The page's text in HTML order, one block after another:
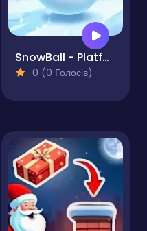
SnowBall - Platformer
0 (0 Голосів)